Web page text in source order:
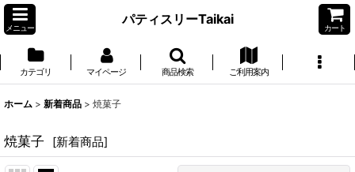
メニュー
パティスリーTaikai
カート
カテゴリ マイページ 商品検索 ご利用案内
ホーム > 新着商品 > 焼菓子
焼菓子 [新着商品]